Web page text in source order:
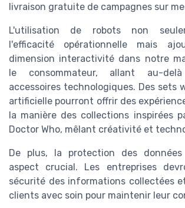
livraison gratuite de campagnes sur
L'utilisation de robots non
l'efficacité opérationnelle mais
dimension interactivité dans notre
le consommateur, allant au-
accessoires technologiques. Des sets
artificielle pourront offrir des
la manière des collections inspirées
Doctor Who, mêlant créativité et
De plus, la protection des
aspect crucial. Les entreprises
sécurité des informations collectées
clients avec soin pour maintenir leur